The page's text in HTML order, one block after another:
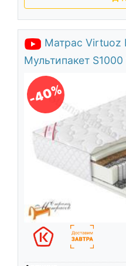
Матрас Virtuoz
Мультипакет
-40%